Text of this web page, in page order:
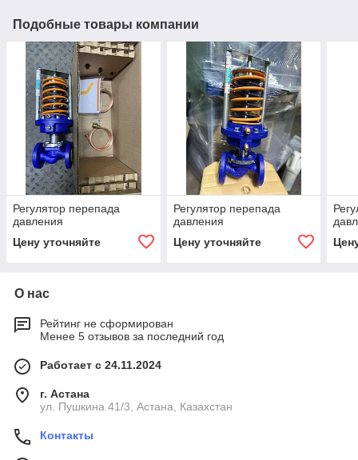
Подобные товары компании
Регулятор перепада
давления
Цену уточняйте
Регулятор перепада
давления
Цену уточняйте
О нас
Рейтинг не сформирован
Менее 5 отзывов за последний год
Работает с 24.11.2024
г. Астана
ул. Пушкина 41/3, Астана, Казахстан
Контакты